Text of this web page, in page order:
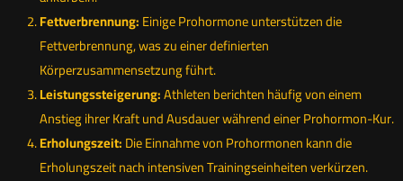
Fettverbrennung:Einige Prohormone unterstützen die
Fettverbrennung, was zu einer definierten
Körperzusammensetzung führt.
Leistungssteigerung:Athleten berichten häufig von einem
Anstieg ihrer Kraft und Ausdauer während einer Prohormon-Kur.
Erholungszeit:Die Einnahme von Prohormonen kann die
Erholungszeit nach intensiven Trainingseinheiten verkürzen.